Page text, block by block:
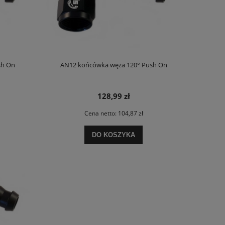
On AN12 końcówka węża 120° Push On
128,99 zł
Cena netto: 104,87 zł
DO KOSZYKA